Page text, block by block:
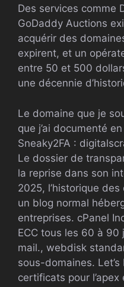
Des services comme
GoDaddy Auctions
acquérir des
expirent, et un
entre 50 et 500
une décennie
Le domaine que je
que j’ai documenté
Sneaky2FA :
Le dossier de
la reprise dans son
2025, l’historique
un blog normal
entreprises. cPanel
ECC tous les 60 à 90
mail., webdisk
sous-domaines.
certificats pour